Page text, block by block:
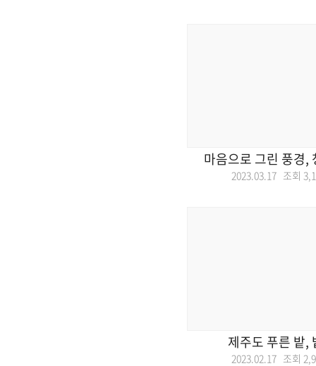
마음으로 그린 풍경,
2023.03.17 조회
제주도 푸른 밭,
2023.02.17 조회